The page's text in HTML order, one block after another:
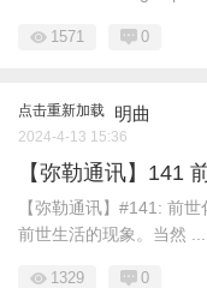
1571 0
点击重新加载 明曲
2024-4-13 15:36
【弥勒通讯】141
【弥勒通讯】#141: 前
前世生活的现象。当然 ...
1329 0